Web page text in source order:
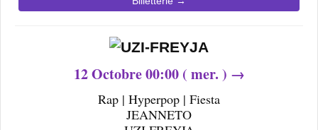
12Octobre 00:00 ( mer. ) →
Rap | Hyperpop | Fiesta
JEANNETO